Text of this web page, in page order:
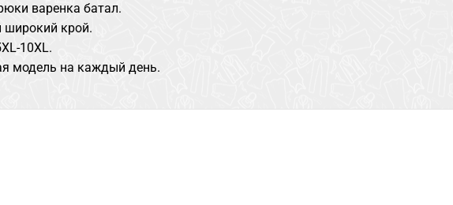
варенка батал.
широкий крой.
10XL.
модель на каждый день.